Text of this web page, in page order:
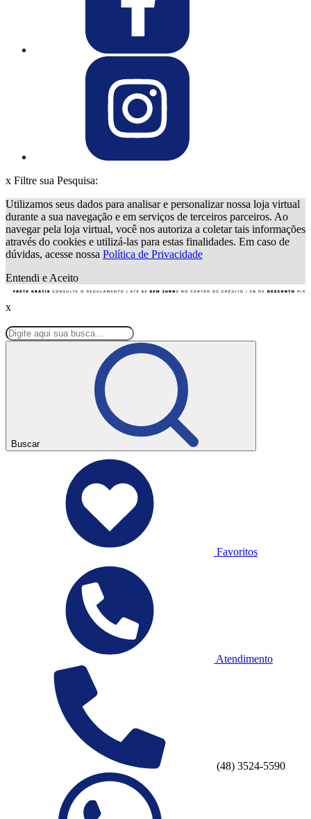
x Filtre sua Pesquisa:
Utilizamos seus dados para analisar e personalizar nossa loja virtual
durante a sua navegação e em serviços de terceiros parceiros. Ao
navegar pela loja virtual, você nos autoriza a coletar tais informações
através do cookies e utilizá-las para estas finalidades. Em caso de
dúvidas, acesse nossa Política de Privacidade
Entendi e Aceito
x
Buscar
Favoritos
Atendimento
(48) 3524-5590